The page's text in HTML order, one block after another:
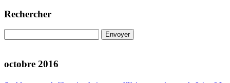
Rechercher
octobre 2016